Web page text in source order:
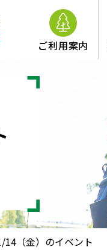
ご利用案内
14（金）のイベント